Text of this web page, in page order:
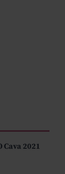
Cava 2021